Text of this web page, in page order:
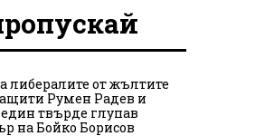
либералите от жълтите
Румен Радев и
твърде глупав
на Бойко Борисов